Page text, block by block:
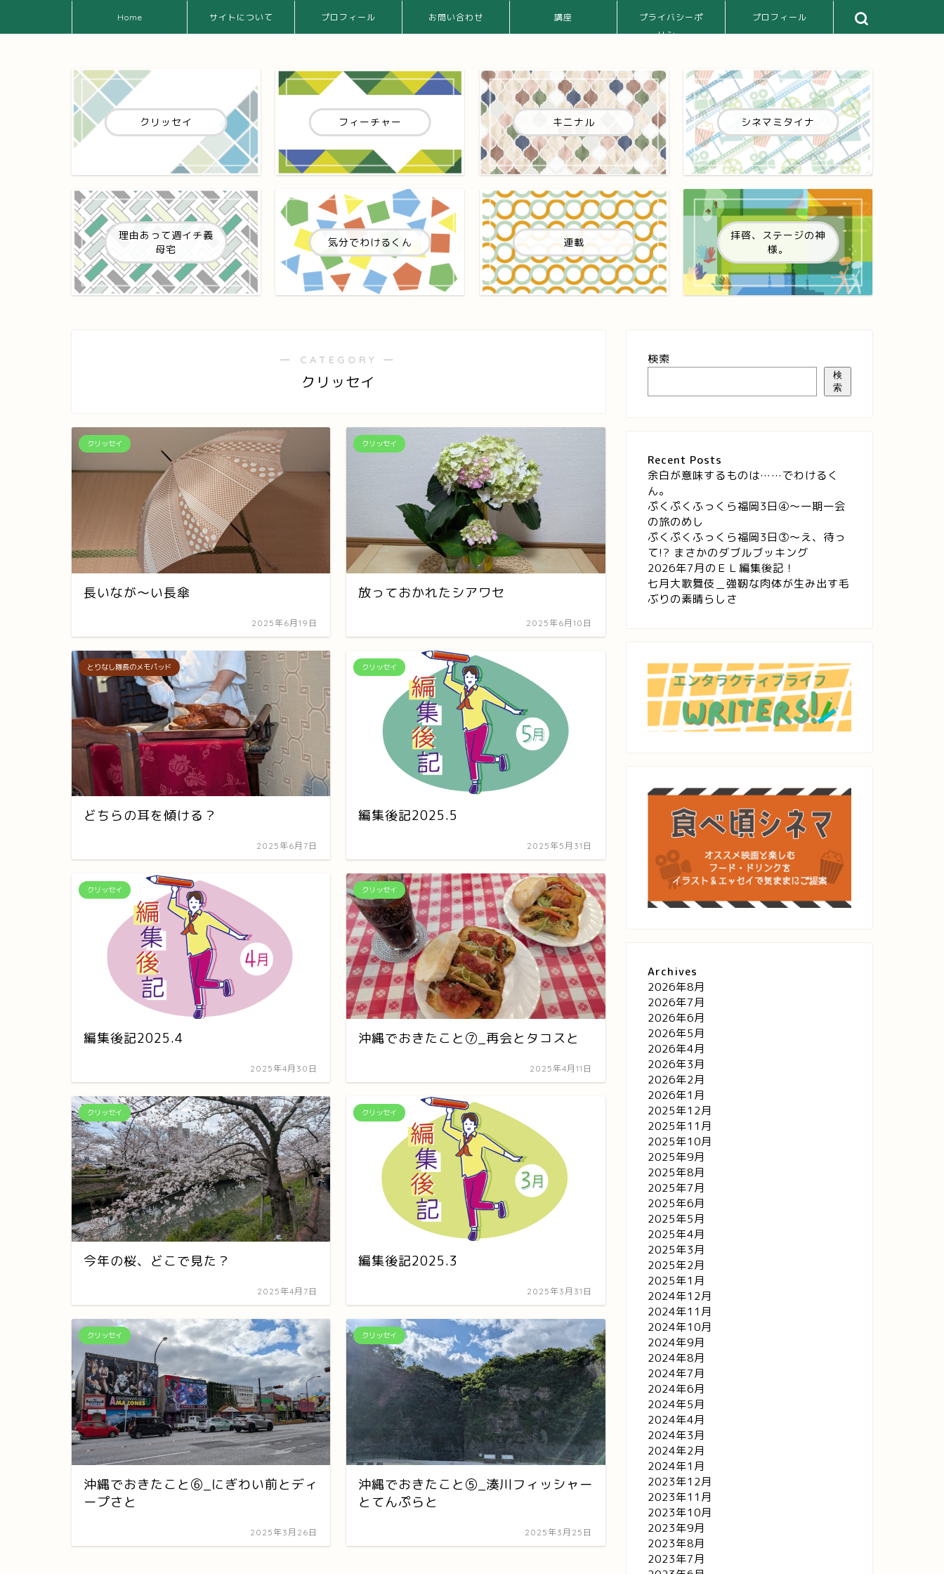
Home サイトについて プロフィール お問い合わせ 講座
プライバシーポ
リシー
プロフィール
クリッセイ フィーチャー キニナル シネマミタイナ
理由あって週イチ義
母宅
気分でわけるくん 連載
拝啓、ステージの神
様。
― CATEGORY ―
クリッセイ
クリッセイ
長いなが～い長傘
2025年6月19日
クリッセイ
放っておかれたシアワセ
2025年6月10日
とりなし隊長のメモパッド
どちらの耳を傾ける？
2025年6月7日
クリッセイ
編集後記2025.5
2025年5月31日
クリッセイ
編集後記2025.4
2025年4月30日
クリッセイ
沖縄でおきたこと⑦_再会とタコスと
2025年4月11日
クリッセイ
今年の桜、どこで見た？
2025年4月7日
クリッセイ
編集後記2025.3
2025年3月31日
クリッセイ
沖縄でおきたこと⑥_にぎわい前とディ
ープさと
2025年3月26日
クリッセイ
沖縄でおきたこと⑤_湊川フィッシャー
とてんぷらと
2025年3月25日
検索
検
索
Recent Posts
余白が意味するものは……でわけるく
ん。
ぷくぷくふっくら福岡3日④～一期一会
の旅のめし
ぷくぷくふっくら福岡3日③～え、待っ
て!? まさかのダブルブッキング
2026年7月のＥＬ編集後記！
七月大歌舞伎＿強靭な肉体が生み出す毛
ぶりの素晴らしさ
Archives
2026年8月
2026年7月
2026年6月
2026年5月
2026年4月
2026年3月
2026年2月
2026年1月
2025年12月
2025年11月
2025年10月
2025年9月
2025年8月
2025年7月
2025年6月
2025年5月
2025年4月
2025年3月
2025年2月
2025年1月
2024年12月
2024年11月
2024年10月
2024年9月
2024年8月
2024年7月
2024年6月
2024年5月
2024年4月
2024年3月
2024年2月
2024年1月
2023年12月
2023年11月
2023年10月
2023年9月
2023年8月
2023年7月